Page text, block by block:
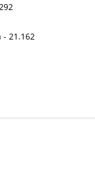
- 21.162